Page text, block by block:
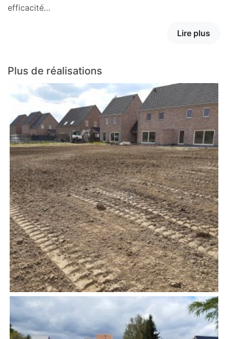
efficacité…
Lire plus
Plus de réalisations